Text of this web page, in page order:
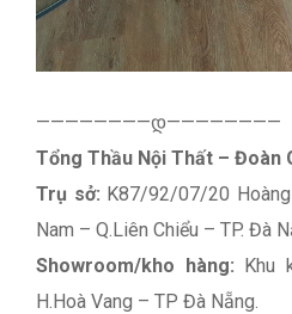
————————დ————————
Tổng Thầu Nội Thất – Đoàn
Trụ sở: K87/92/07/20 Hoàng
Nam – Q.Liên Chiểu – TP. Đà
Showroom/kho hàng: Khu
H.Hoà Vang – TP Đà Nẵng.